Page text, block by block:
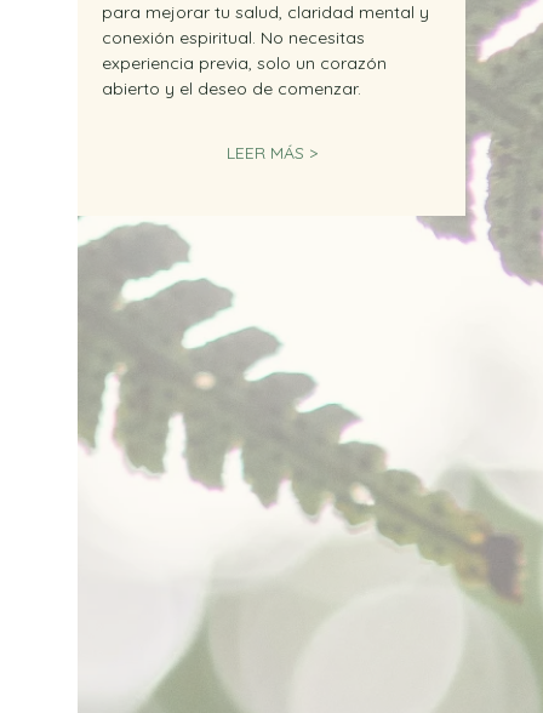
para mejorar tu salud, claridad mental y
conexión espiritual. No necesitas
experiencia previa, solo un corazón
abierto y el deseo de comenzar.
LEER MÁS >